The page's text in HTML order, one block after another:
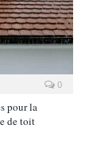
0
pour la
de toit